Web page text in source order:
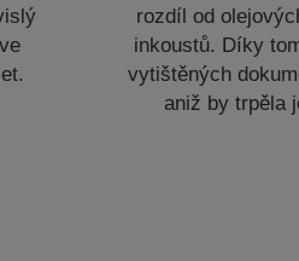
rozdíl od
inkoustů. Díky
vytištěných
aniž by trpěla